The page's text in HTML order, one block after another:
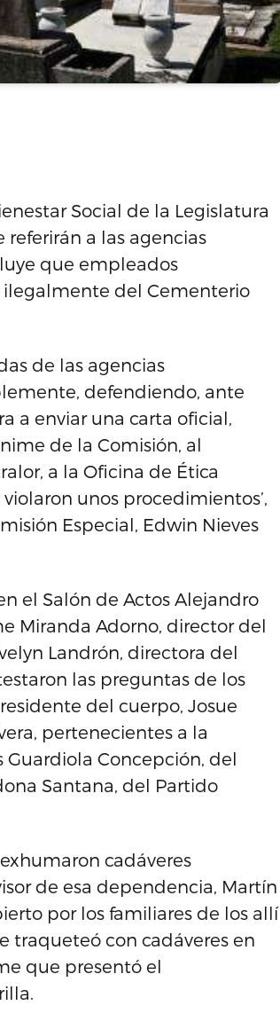
Social de la Legislatura
a las agencias
que empleados
del Cementerio
de las agencias
defendiendo, ante
a enviar una carta oficial,
de la Comisión, al
a la Oficina de Ética
unos procedimientos’,
Especial, Edwin Nieves
el Salón de Actos Alejandro
Miranda Adorno, director del
Landrón, directora del
las preguntas de los
del cuerpo, Josue
pertenecientes a la
Guardiola Concepción, del
Santana, del Partido
cadáveres
de esa dependencia, Martín
por los familiares de los allí
traqueteó con cadáveres en
que presentó el